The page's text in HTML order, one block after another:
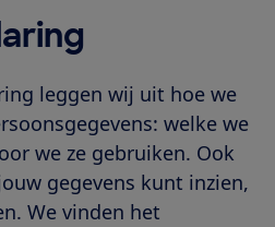
leggen wij uit hoe we
welke we
we ze gebruiken. Ook
gegevens kunt inzien,
We vinden het